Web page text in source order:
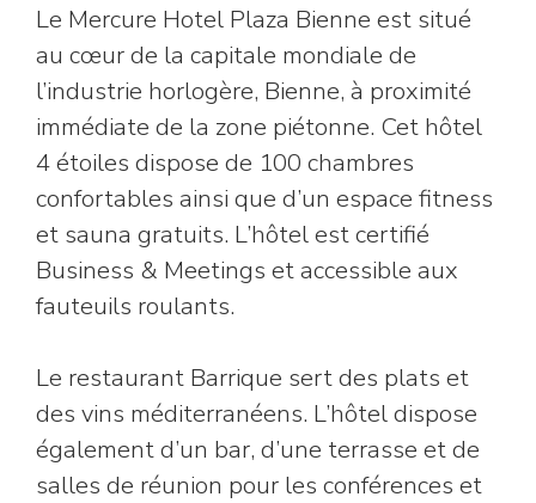
Le Mercure Hotel Plaza Bienne est situé
au cœur de la capitale mondiale de
l’industrie horlogère, Bienne, à proximité
immédiate de la zone piétonne. Cet hôtel
4 étoiles dispose de 100 chambres
confortables ainsi que d’un espace fitness
et sauna gratuits. L’hôtel est certifié
Business & Meetings et accessible aux
fauteuils roulants.
Le restaurant Barrique sert des plats et
des vins méditerranéens. L’hôtel dispose
également d’un bar, d’une terrasse et de
salles de réunion pour les conférences et